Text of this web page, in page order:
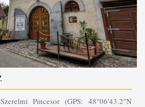
Pincesor (GPS: 48°06'43.2"N